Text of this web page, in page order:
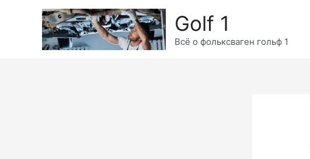
содержимому
Golf 1
Всё о фольксваген гольф 1